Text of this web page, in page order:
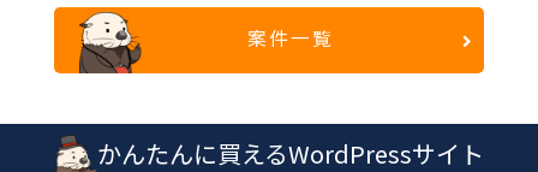
案件一覧
かんたんに買えるWordPressサイト